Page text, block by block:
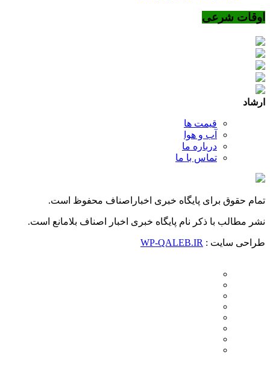
اوقات شرعی
ارشاد
قیمت ها
آب و هوا
درباره ما
تماس با ما
تمام حقوق برای پایگاه خبری اخباراصناف محفوظ است.
نشر مطالب با ذکر نام پایگاه خبری اخبار اصناف بلامانع است.
طراحی سایت : WP-QALEB.IR